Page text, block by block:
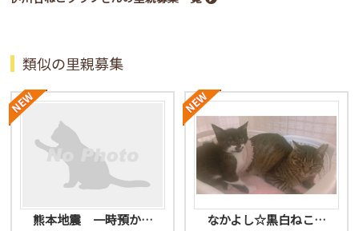
類似の里親募集
熊本地震 一時預か… なかよし☆黒白ねこ…